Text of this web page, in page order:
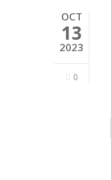
OCT
13
2023
0